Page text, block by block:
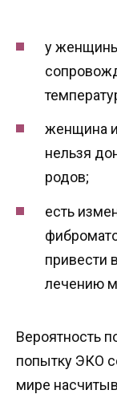
у
женщина
нельзя
родов;
есть
привести
лечению
Вероятность
попытку ЭКО
мире